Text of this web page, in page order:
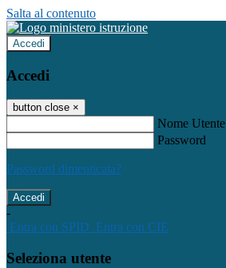
Salta al contenuto
Accedi
Accedi
button close ×
Nome Utente
Password
Password dimenticata?
-
Entra con SPID Entra con CIE
Seleziona utente